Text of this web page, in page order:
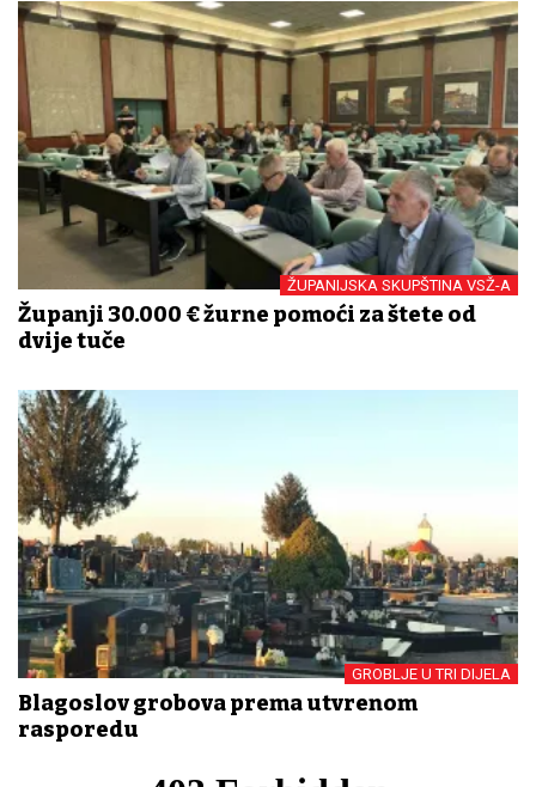
ŽUPANIJSKA SKUPŠTINA VSŽ-A
Županji 30.000 € žurne pomoći za štete od
dvije tuče
GROBLJE U TRI DIJELA
Blagoslov grobova prema utvrđenom
rasporedu